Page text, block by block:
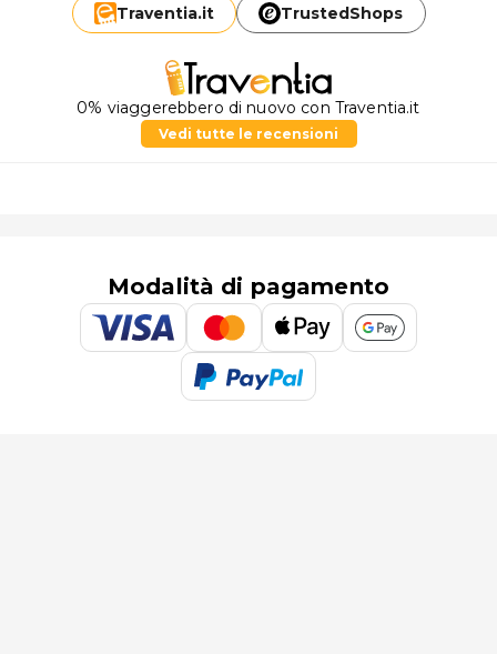
Traventia.it TrustedShops
0% viaggerebbero di nuovo con Traventia.it
Vedi tutte le recensioni
Modalità di pagamento